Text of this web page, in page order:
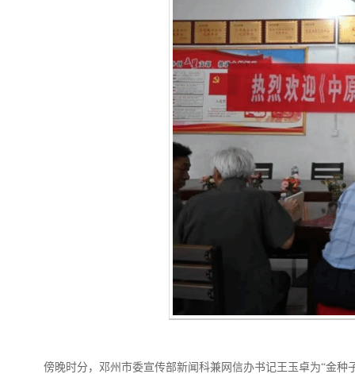
傍晚时分，邓州市委宣传部新闻科兼网信办书记王玉卓为“金